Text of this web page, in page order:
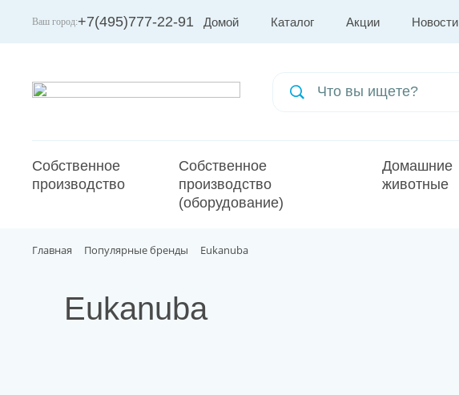
Ваш город:+7(495)777-22-91 Домой Каталог Акции Новости
Москва
Собственное
производство
Собственное
производство
(оборудование)
Домашние
животные
Главная Популярные бренды Eukanuba
Eukanuba